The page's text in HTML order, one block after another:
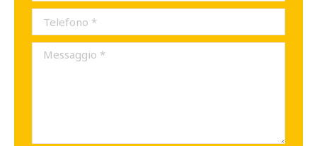
Telefono *
Messaggio *